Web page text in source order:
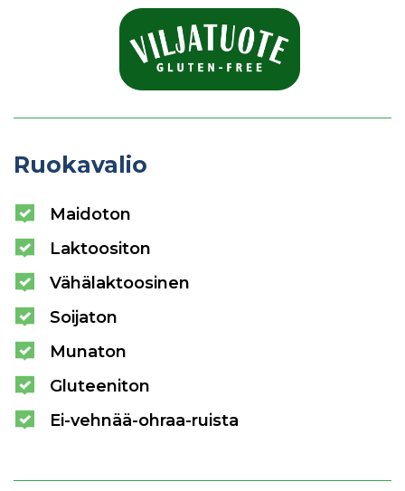
Ruokavalio
Maidoton
Laktoositon
Vähälaktoosinen
Soijaton
Munaton
Gluteeniton
Ei-vehnää-ohraa-ruista